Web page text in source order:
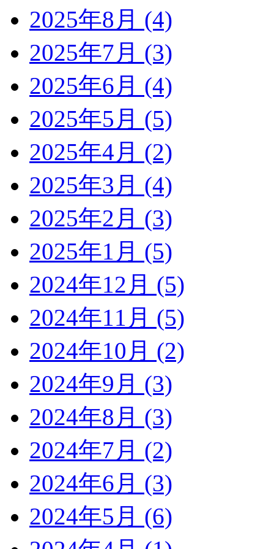
2025年8月 (4)
2025年7月 (3)
2025年6月 (4)
2025年5月 (5)
2025年4月 (2)
2025年3月 (4)
2025年2月 (3)
2025年1月 (5)
2024年12月 (5)
2024年11月 (5)
2024年10月 (2)
2024年9月 (3)
2024年8月 (3)
2024年7月 (2)
2024年6月 (3)
2024年5月 (6)